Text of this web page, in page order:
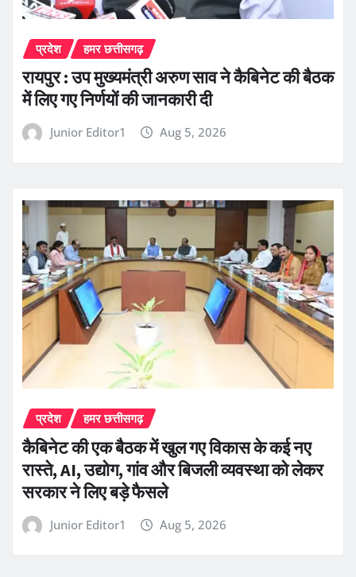
प्रदेश हमर छत्तीसगढ़
रायपुर : उप मुख्यमंत्री अरुण साव ने कैबिनेट की बैठक
में लिए गए निर्णयों की जानकारी दी
Junior Editor1 Aug 5, 2026
प्रदेश हमर छत्तीसगढ़
कैबिनेट की एक बैठक में खुल गए विकास के कई नए
रास्ते, AI, उद्योग, गांव और बिजली व्यवस्था को लेकर
सरकार ने लिए बड़े फैसले
Junior Editor1 Aug 5, 2026